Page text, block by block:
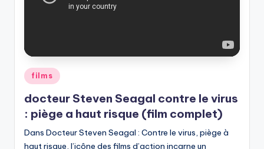
Posted
in
films
docteur Steven Seagal contre le virus
: piège a haut risque (film complet)
Dans Docteur Steven Seagal : Contre le virus, piège à
haut risque, l’icône des films d’action incarne un